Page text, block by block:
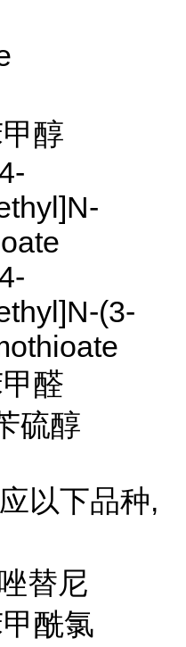
醇
(3-
醛
硫醇
以下品种,
替尼
酰氯